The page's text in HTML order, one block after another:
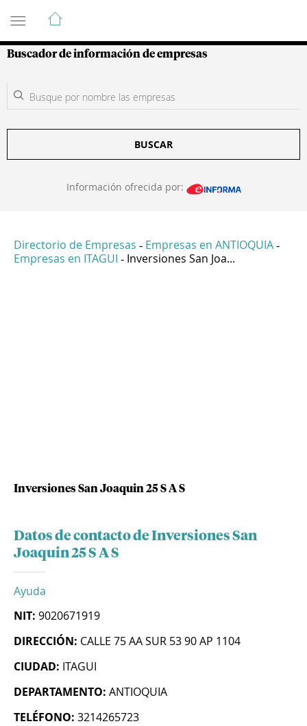
Guía de Empresas Colombianas
Buscador de información de empresas
BUSCAR
Información ofrecida por:
Directorio de Empresas - Empresas en ANTIOQUIA -
Empresas en ITAGUI - Inversiones San Joa...
Inversiones San Joaquin 25 S A S
Datos de contacto de Inversiones San
Joaquin 25 S A S
Ayuda
NIT: 9020671919
DIRECCIÓN: CALLE 75 AA SUR 53 90 AP 1104
CIUDAD: ITAGUI
DEPARTAMENTO: ANTIOQUIA
TELÉFONO: 3214265723